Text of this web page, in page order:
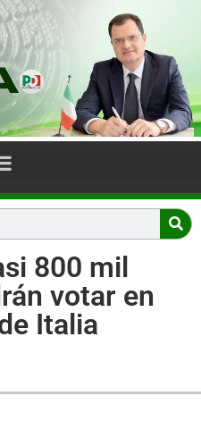
800 mil
votar en
Italia